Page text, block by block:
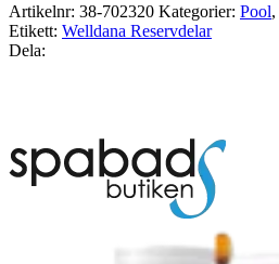
Artikelnr: 38-702320 Kategorier: Pool,
Etikett: Welldana Reservdelar
Dela: